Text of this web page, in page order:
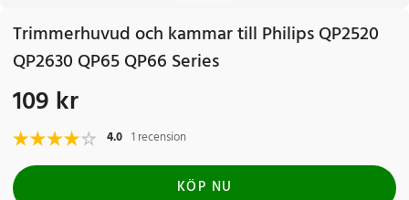
Trimmerhuvud och kammar till Philips QP2520
QP2630 QP65 QP66 Series
Pris:109 kr
109 kr
4.0 1 recension
KÖP NU